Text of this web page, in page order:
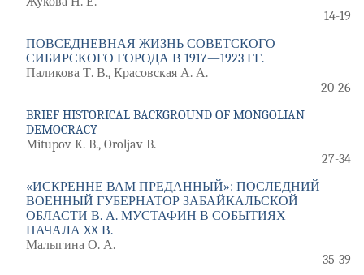
14-19
ПОВСЕДНЕВНАЯ ЖИЗНЬ СОВЕТСКОГО
СИБИРСКОГО ГОРОДА В 1917—1923 ГГ.
Паликова Т. В., Красовская А. А.
20-26
BRIEF HISTORICAL BACKGROUND OF MONGOLIAN
DEMOCRACY
Mitupov K. B., Oroljav B.
27-34
«ИСКРЕННЕ ВАМ ПРЕДАННЫЙ»: ПОСЛЕДНИЙ
ВОЕННЫЙ ГУБЕРНАТОР ЗАБАЙКАЛЬСКОЙ
ОБЛАСТИ В. А. МУСТАФИН В СОБЫТИЯХ
НАЧАЛА XX В.
Малыгина О. А.
35-39